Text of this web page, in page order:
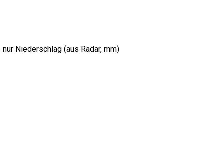
nur Niederschlag (aus Radar, mm)